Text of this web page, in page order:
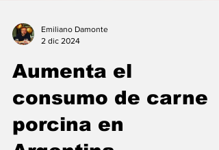
Emiliano Damonte
2 dic 2024
Aumenta el
consumo de carne